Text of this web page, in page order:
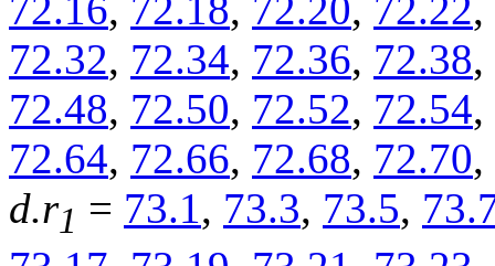
72.32, 72.34, 72.36, 72.38,
72.48, 72.50, 72.52, 72.54,
72.64, 72.66, 72.68, 72.70,
d.r1 = 73.1, 73.3, 73.5,